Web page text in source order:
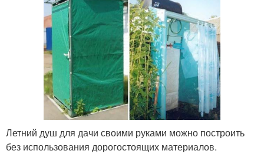
Летний душ для дачи своими руками можно построить
без использования дорогостоящих материалов.